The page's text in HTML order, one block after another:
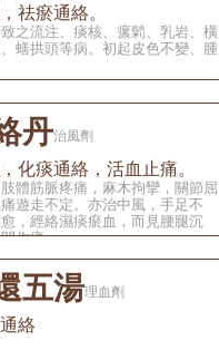
祛瘀通絡。
之流注、痰核、瘰鬁、乳岩、橫
蟮拱頭等病。初起皮色不變、腫
丹治風劑
化痰通絡，活血止痛。
體筋脈疼痛，麻木拘攣，關節屈
遊走不定。亦治中風，手足不
，經絡濕痰瘀血，而見腰腿沉
作痛。
五湯理血劑
絡